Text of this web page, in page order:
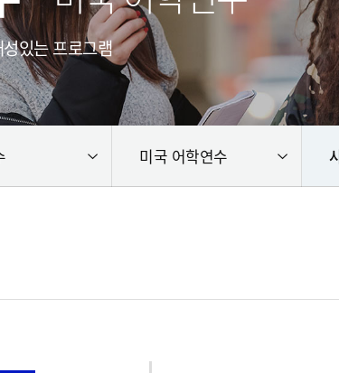
있는 프로그램
미국 어학연수